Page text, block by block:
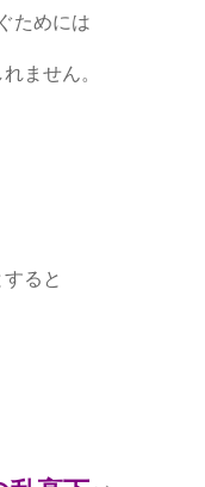
ためには
ません。
ると